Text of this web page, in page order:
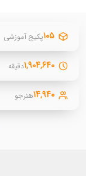
۱۰۵پکیج آموزشی
۱,۹۰۴,۶۴۰دقیقه
۱۴,۹۴۰هنرجو